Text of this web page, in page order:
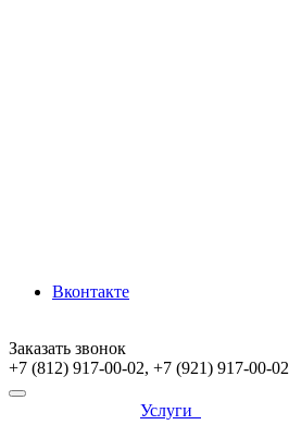
Вконтакте
Заказать звонок
+7 (812) 917-00-02, +7 (921) 917-00-02
Услуги